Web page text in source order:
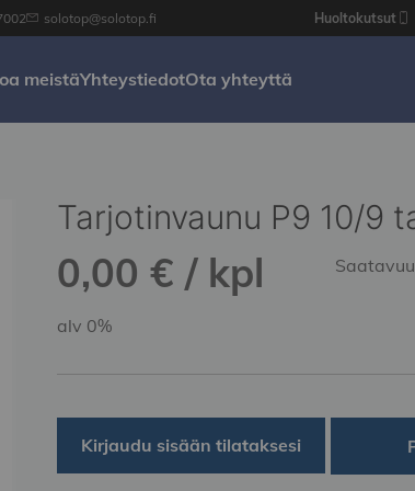
solotop@solotop.fi Huoltokutsut
meistäYhteystiedotOta yhteyttä
Tarjotinvaunu P9 10/9
0,00 € / kpl
alv 0%
Kirjaudu sisään tilataksesi